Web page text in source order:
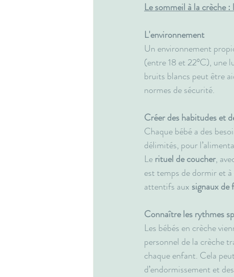
Le sommeil à la crèche
L'environnement
Un environnement
(entre 18 et 22°C), une
bruits blancs peut être
normes de sécurité.
Créer des habitudes et
Chaque bébé a des
délimités, pour
Le rituel de coucher,
est temps de dormir et
attentifs aux signaux de
Connaître les rythmes
Les bébés en crèche
personnel de la crèche
chaque enfant. Cela
d’endormissement et